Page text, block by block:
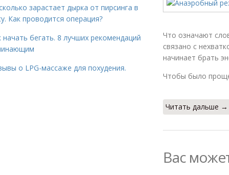
Что означают
связано с
начинает брать
Чтобы было
Читать дальше →
Вас
зарастает дырка от пирсинга в
Как проводится операция?
начать бегать. 8 лучших рекомендаций
о LPG-массаже для похудения.